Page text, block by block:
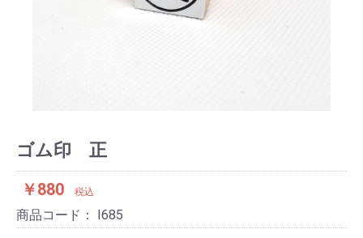
ゴム印 正
￥880 税込
商品コード： I685